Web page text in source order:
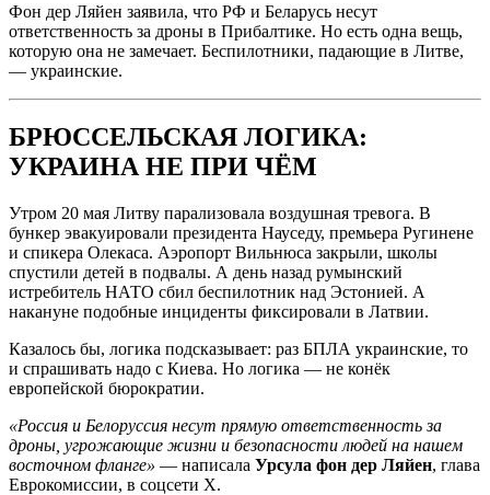
Фон дер Ляйен заявила, что РФ и Беларусь несут
ответственность за дроны в Прибалтике. Но есть одна вещь,
которую она не замечает. Беспилотники, падающие в Литве,
— украинские.
БРЮССЕЛЬСКАЯ ЛОГИКА:
УКРАИНА НЕ ПРИ ЧЁМ
Утром 20 мая Литву парализовала воздушная тревога. В
бункер эвакуировали президента Науседу, премьера Ругинене
и спикера Олекаса. Аэропорт Вильнюса закрыли, школы
спустили детей в подвалы. А день назад румынский
истребитель НАТО сбил беспилотник над Эстонией. А
накануне подобные инциденты фиксировали в Латвии.
Казалось бы, логика подсказывает: раз БПЛА украинские, то
и спрашивать надо с Киева. Но логика — не конёк
европейской бюрократии.
«Россия и Белоруссия несут прямую ответственность за
дроны, угрожающие жизни и безопасности людей на нашем
восточном фланге» — написала Урсула фон дер Ляйен, глава
Еврокомиссии, в соцсети X.